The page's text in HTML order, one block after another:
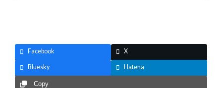
Facebook X
Bluesky Hatena
Copy